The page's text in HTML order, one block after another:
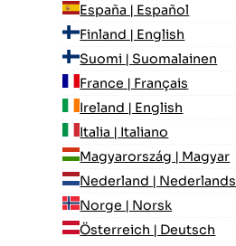
España | Español
Finland | English
Suomi | Suomalainen
France | Français
Ireland | English
Italia | Italiano
Magyarország | Magyar
Nederland | Nederlands
Norge | Norsk
Österreich | Deutsch